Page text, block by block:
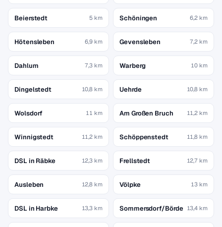
Beierstedt 5 km Schöningen 6,2 km
Hötensleben 6,9 km Gevensleben 7,2 km
Dahlum 7,3 km Warberg 10 km
Dingelstedt 10,8 km Uehrde 10,8 km
Wolsdorf 11 km Am Großen Bruch 11,2 km
Winnigstedt 11,2 km Schöppenstedt 11,8 km
DSL in Räbke 12,3 km Frellstedt 12,7 km
Ausleben 12,8 km Völpke 13 km
DSL in Harbke 13,3 km Sommersdorf/Börde 13,4 km